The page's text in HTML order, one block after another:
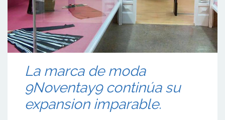
La marca de moda
9Noventay9 continúa su
expansion imparable.